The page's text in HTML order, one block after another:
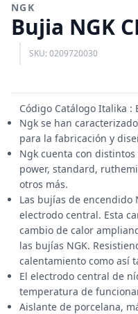
NGK
Bujia NGK
SKU: 0209720030
Código Catálogo Italika :
Ngk se han
para la fabricación y
Ngk cuenta con
power, standard,
otros más.
Las bujías de encendido
electrodo central. Esta
cambio de calor
las bujías NGK.
calentamiento como así
El electrodo central de
temperatura de
Aislante de porcelana,